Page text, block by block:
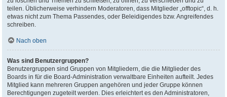
teilen. Üblicherweise verhindern Moderatoren, dass Mitglieder „offtopic“, d. h.
etwas nicht zum Thema Passendes, oder Beleidigendes bzw. Angreifendes
schreiben.
Nach oben
Was sind Benutzergruppen?
Benutzergruppen sind Gruppen von Mitgliedern, die die Mitglieder des
Boards in für die Board-Administration verwaltbare Einheiten aufteilt. Jedes
Mitglied kann mehreren Gruppen angehören und jeder Gruppe können
Berechtigungen zugeteilt werden. Dies erleichtert es den Administratoren,